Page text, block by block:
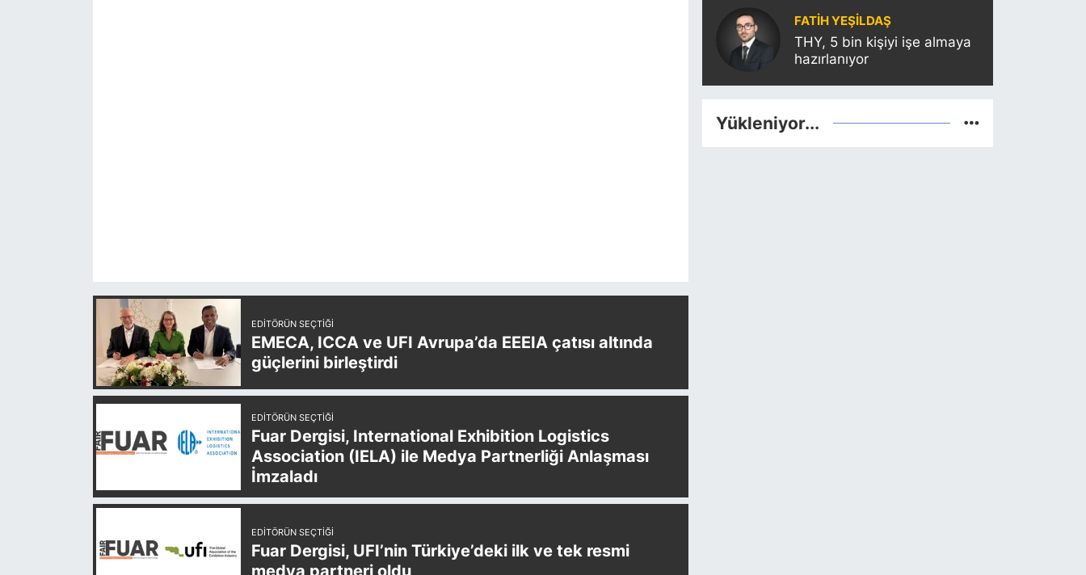
EDITÖRÜN SEÇTIĞI
EMECA, ICCA ve UFI Avrupa’da EEEIA çatısı altında
güçlerini birleştirdi
EDITÖRÜN SEÇTIĞI
Fuar Dergisi, International Exhibition Logistics
Association (IELA) ile Medya Partnerliği Anlaşması
İmzaladı
EDITÖRÜN SEÇTIĞI
Fuar Dergisi, UFI’nin Türkiye’deki ilk ve tek resmi
medya partneri oldu
notunu yükseltti!
FATIH YEŞİLDAŞ
THY, 5 bin kişiyi işe almaya
hazırlanıyor
Yükleniyor...